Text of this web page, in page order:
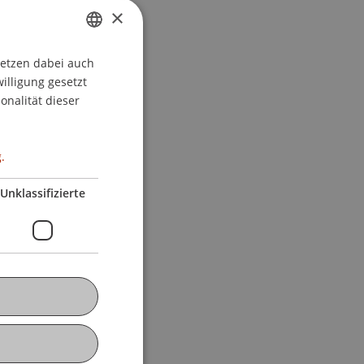
GERMAN
ENGLISH
×
dabei auch
gesetzt
dieser
Unklassifizierte